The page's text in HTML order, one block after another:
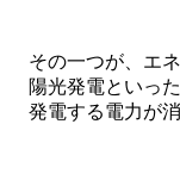
その一つが、エ
陽光発電といっ
発電する電力が